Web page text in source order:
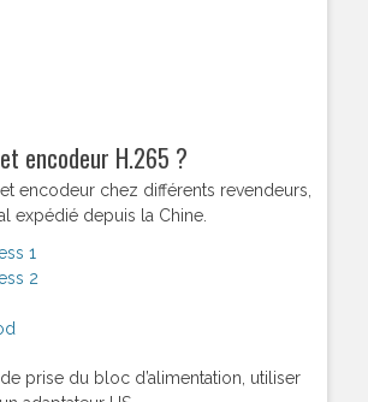
encodeur H.265 ?
encodeur chez différents revendeurs,
expédié depuis la Chine.
1
2
prise du bloc d’alimentation, utiliser